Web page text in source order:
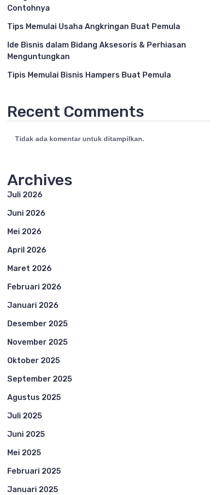
Contohnya
Tips Memulai Usaha Angkringan Buat Pemula
Ide Bisnis dalam Bidang Aksesoris & Perhiasan
Menguntungkan
Tipis Memulai Bisnis Hampers Buat Pemula
Recent Comments
Tidak ada komentar untuk ditampilkan.
Archives
Juli 2026
Juni 2026
Mei 2026
April 2026
Maret 2026
Februari 2026
Januari 2026
Desember 2025
November 2025
Oktober 2025
September 2025
Agustus 2025
Juli 2025
Juni 2025
Mei 2025
Februari 2025
Januari 2025